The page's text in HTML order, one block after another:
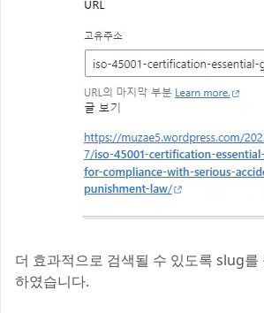
더 효과적으로 검색될 수 있도록 slug를
하였습니다.